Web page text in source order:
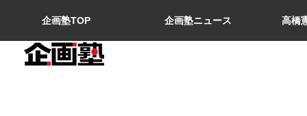
企画塾TOP 企画塾ニュース 高橋